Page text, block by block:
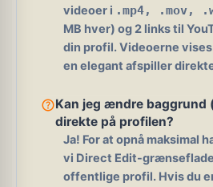
videoer i .mp4, .mov,
MB hver) og 2 links til
din profil. Videoerne
en elegant afspiller
help_outlineKan jeg ændre
direkte på profilen?
Ja! For at opnå maksimal
vi Direct Edit-
offentlige profil. Hvis du